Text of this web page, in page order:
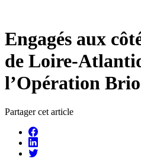
Engagés aux
de Loire-
l’Opération
Partager cet article